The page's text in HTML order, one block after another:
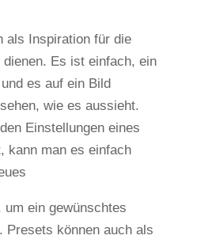
als Inspiration für die
Es ist einfach, ein
es auf ein Bild
wie es aussieht.
Einstellungen eines
kann man es einfach
um ein gewünschtes
Presets können auch als